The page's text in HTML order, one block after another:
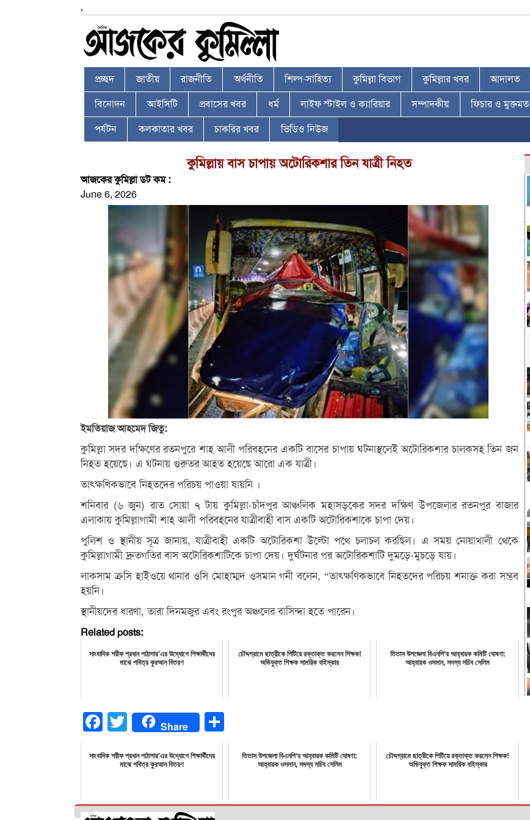
,
প্রচ্ছদ জাতীয় রাজনীতি অর্থনীতি শিল্প-সাহিত্য কুমিল্লা বিভাগ কুমিল্লার খবর আদালত
বিনোদন আইসিটি প্রবাসের খবর ধর্ম লাইফ স্টাইল ও ক্যারিয়ার সম্পাদকীয় ফিচার ও মুক্তমত
পর্যটন কলকাতার খবর চাকরির খবর ভিডিও নিউজ
কুমিল্লায় বাস চাপায় অটোরিকশার তিন যাত্রী নিহত
আজকের কুমিল্লা ডট কম :
June 6, 2026
ইমতিয়াজ আহমেদ জিতু:
কুমিল্লা সদর দক্ষিণের রতনপুরে শাহ আলী পরিবহনের একটি বাসের চাপায় ঘটনাস্থলেই অটোরিকশার চালকসহ তিন জন
নিহত হয়েছে। এ ঘটনায় গুরুতর আহত হয়েছে আরো এক যাত্রী।
তাৎক্ষণিকভাবে নিহতদের পরিচয় পাওয়া যায়নি ।
শনিবার (৬ জুন) রাত সোয়া ৭ টায় কুমিল্লা-চাঁদপুর আঞ্চলিক মহাসড়কের সদর দক্ষিণ উপজেলার রতনপুর বাজার
এলাকায় কুমিল্লাগামী শাহ আলী পরিবহনের যাত্রীবাহী বাস একটি অটোরিকশাকে চাপা দেয়।
পুলিশ ও স্থানীয় সূত্র জানায়, যাত্রীবাহী একটি অটোরিকশা উল্টো পথে চলাচল করছিল। এ সময় নোয়াখালী থেকে
কুমিল্লাগামী দ্রুতগতির বাস অটোরিকশাটিকে চাপা দেয়। দুর্ঘটনার পর অটোরিকশাটি দুমড়ে-মুচড়ে যায়।
লাকসাম ক্রসি হাইওয়ে থানার ওসি মোহাম্মদ ওসমান গনী বলেন, “তাৎক্ষণিকভাবে নিহতদের পরিচয় শনাক্ত করা সম্ভব
হয়নি।
স্থানীয়দের ধারণা, তারা দিনমজুর এবং রংপুর অঞ্চলের বাসিন্দা হতে পারেন।
Related posts:
সাংবাদিক শরীফ প্রধান পাঠাগার'এর উদ্যোগে শিক্ষার্থীদের
মাঝে পবিত্র কুরআন বিতরণ
চৌদ্দগ্রামে ছাত্রীকে পিটিয়ে রক্তাক্ত করলেন শিক্ষক!
অভিযুক্ত শিক্ষক সাময়িক বহিস্কার
তিতাস উপজেলা বিএনপি‘র আহ্বায়ক কমিটি ঘোষণা:
আহ্বায়ক ওসমান, সদস্য সচিব সেলিম
Facebook
Twitter Share
সাংবাদিক শরীফ প্রধান পাঠাগার'এর উদ্যোগে শিক্ষার্থীদের
মাঝে পবিত্র কুরআন বিতরণ
তিতাস উপজেলা বিএনপি‘র আহ্বায়ক কমিটি ঘোষণা:
আহ্বায়ক ওসমান, সদস্য সচিব সেলিম
চৌদ্দগ্রামে ছাত্রীকে পিটিয়ে রক্তাক্ত করলেন শিক্ষক!
অভিযুক্ত শিক্ষক সাময়িক বহিস্কার